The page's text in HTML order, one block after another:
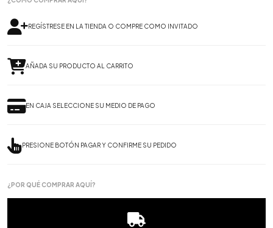
REGÍSTRESE EN LA TIENDA O COMPRE COMO INVITADO
AÑADA SU PRODUCTO AL CARRITO
EN CAJA SELECCIONE SU MEDIO DE PAGO
PRESIONE BOTÓN PAGAR Y CONFIRME SU PEDIDO
¿POR QUÉ COMPRAR AQUÍ?